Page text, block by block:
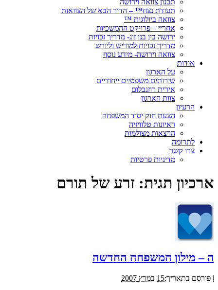
תעודת נצח™ – הדור הבא של הצוואות
צוואה ביולוגית ™
אחריי – פרויקט ההמשכיות
ירושה בין בני זוג- מדריך זכויות
מדריך זכויות למוריש וליורש
צוואה וירושה- מידע נוסף
אודות
על הארגון
שירותים משפטיים ייחודיים
אירית רוזנבלום
צוות הארגון
הרעיון
הצעת חוק יסוד המשפחה
ראיונות טלוויזיה
הרצאות מצולמות
לתרומה
צרו קשר
מדיניות פרטיות
ארכיון תגית: זרע של תורם
ה – מילון המשפחה החדשה
| פורסם בתאריך:15 במרץ 2007